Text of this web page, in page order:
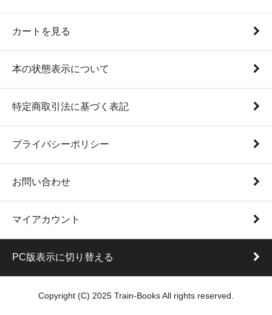
カートを見る
本の状態表示について
特定商取引法に基づく表記
プライバシーポリシー
お問い合わせ
マイアカウント
PC版表示に切り替える
Copyright (C) 2025 Train-Books All rights reserved.